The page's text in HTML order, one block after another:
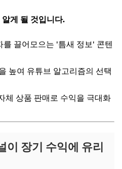
게 될 것입니다.
를 끌어모으는 '틈새 정보' 콘텐
높여 유튜브 알고리즘의 선택
체 상품 판매로 수익을 극대화
이 장기 수익에 유리